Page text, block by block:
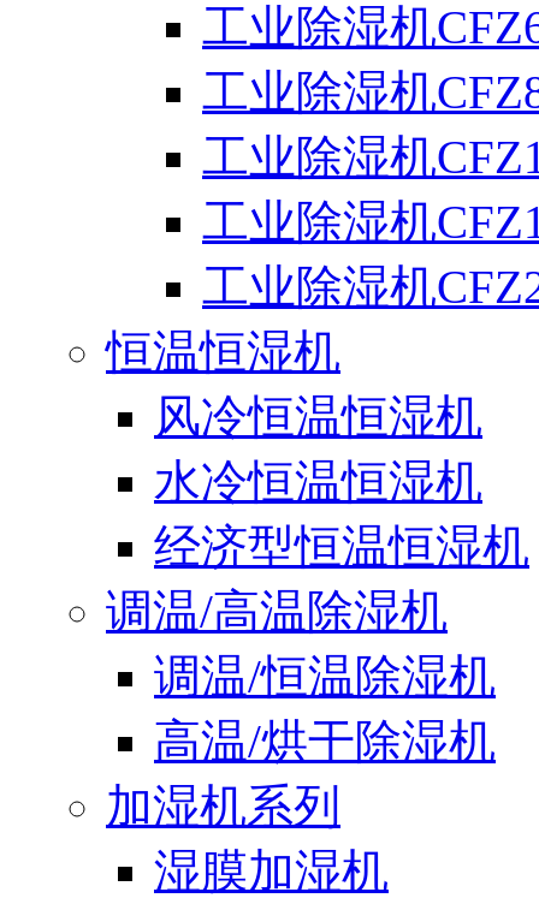
工业除湿机
工业除湿机
工业除湿机
工业除湿机
工业除湿机
恒温恒湿机
风冷恒温恒湿机
水冷恒温恒湿机
经济型恒温恒湿机
调温/高温除湿机
调温/恒温除湿机
高温/烘干除湿机
加湿机系列
湿膜加湿机